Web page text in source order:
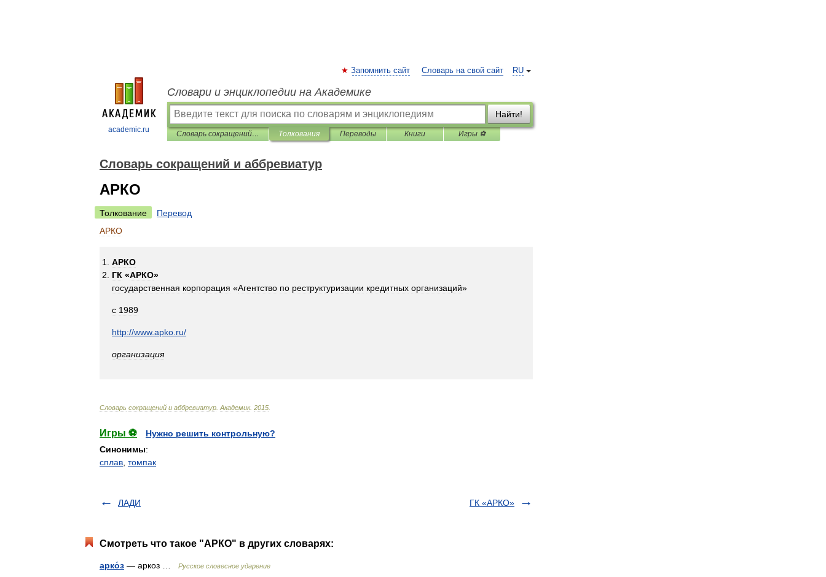
academic.ru
RU
Запомнить сайт Словарь на свой сайт
Словари и энциклопедии на Академике
Найти!
Словарь сокращений и аббревиатур Толкования Переводы Книги Игры ⚽
Словарь сокращений и аббревиатур
АРКО
Толкование
Перевод
АРКО
АРКО
ГК «АРКО»
государственная корпорация «Агентство по реструктуризации кредитных организаций»
с 1989
http://www.apko ru/
организация
Словарь сокращений и аббревиатур Академик. 2015
Игры ⚽
Нужно решить контрольную?
Синонимы:
сплав томпак
ЛАДИ ГК «АРКО»
Смотреть что такое "АРКО" в других словарях:
арко́з — аркоз … Русское словесное ударение